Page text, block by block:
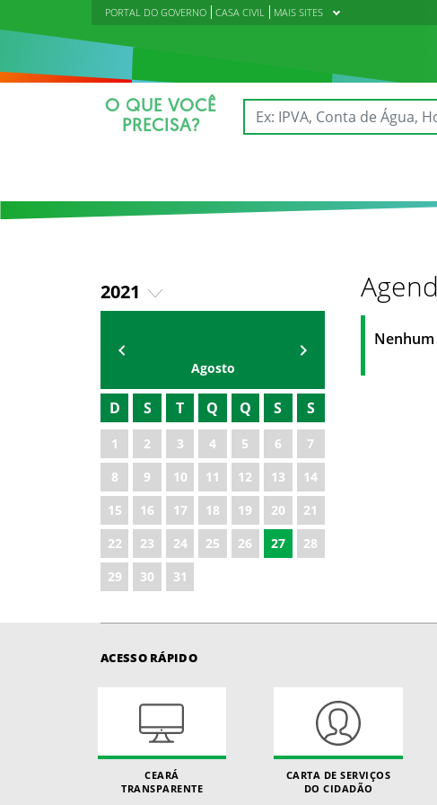
PORTAL DO GOVERNO CASA CIVIL MAIS SITES
O QUE VOCÊ
PRECISA?
2021
2019
2020
2022
2023
2024
2025
2026
Agosto
D S T Q Q S S
1 2 3 4 5 6
7
8
9 10 11 12 13
14
15
16 17 18 19 20
21
22
23 24 25 26 27
28
29
30 31
ACESSO RÁPIDO
CEARÁ
TRANSPARENTE
CARTA DE SERVIÇOS
DO CIDADÃO